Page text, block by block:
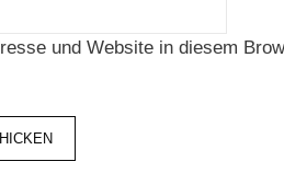
und Website in diesem